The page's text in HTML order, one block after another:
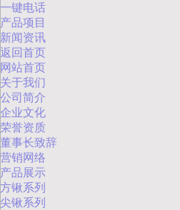
一键电话
产品项目
新闻资讯
返回首页
网站首页
关于我们
公司简介
企业文化
荣誉资质
董事长致辞
营销网络
产品展示
方锹系列
尖锹系列